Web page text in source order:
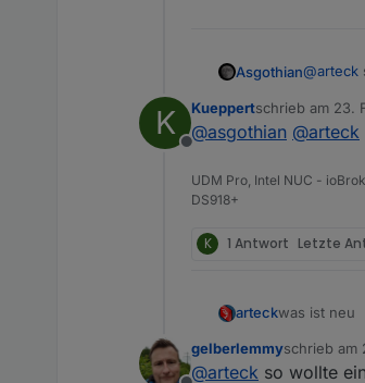
Asgothian@arteck
@
@
K
Offline
Kueppertschrieb am 23.
zuletzt editiert
@asgothian @arteck
UDM Pro, Intel NUC -
DS918+
K 1 Antwort Letzte
arteckwas ist neu
@Ilya : man
gelberlemmyschrieb am
zuletzt
@arteck so wollte